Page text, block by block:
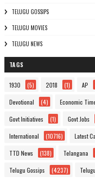
TELUGU GOSSIPS
TELUGU MOVIES
TELUGU NEWS
TAGS
1930 (5) 2018 (1) AP
Devotional (4) Economic
Govt Initiatives (1) Govt Jobs
International (10716) Latest
TTD News (138) Telangana
Telugu Gossips (4237)